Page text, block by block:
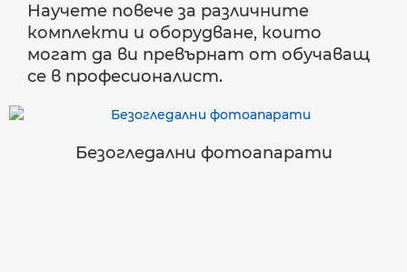
Научете повече за различните
комплекти и оборудване, които
могат да ви превърнат от обучаващ
се в професионалист.
Безогледални фотоапарати